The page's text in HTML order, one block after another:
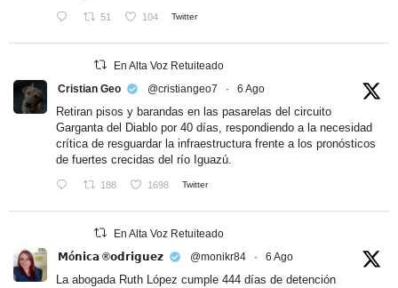
51 104 Twitter
En Alta Voz Retuiteado
Cristian Geo
@cristiangeo7 · 6 Ago
Retiran pisos y barandas en las pasarelas del circuito
Garganta del Diablo por 40 días, respondiendo a la necesidad
crítica de resguardar la infraestructura frente a los pronósticos
de fuertes crecidas del río Iguazú.
188 1698 Twitter
En Alta Voz Retuiteado
𝗠ó𝗻𝗶𝗰𝗮 ®𝗼𝗱𝗿𝗶𝗴𝘂𝗲𝘇
@monikr84 · 6 Ago
La abogada Ruth López cumple 444 días de detención